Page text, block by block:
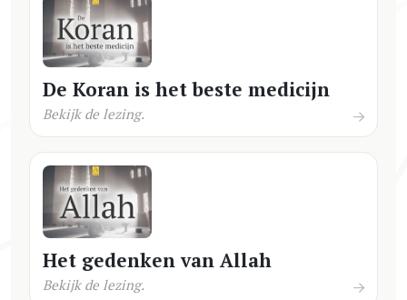
De Koran is het beste medicijn
Bekijk de lezing.
Het gedenken van Allah
Bekijk de lezing.